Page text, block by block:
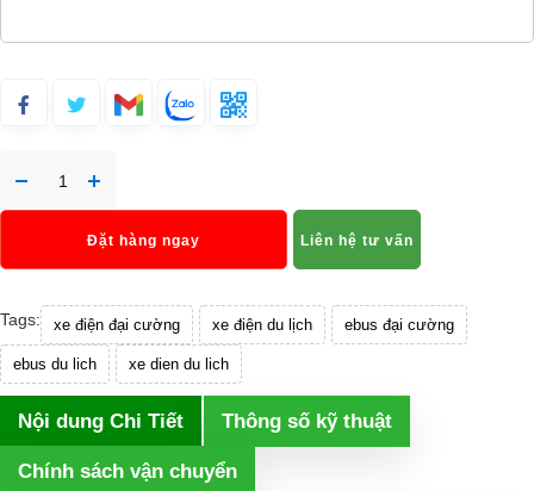
Đặt hàng ngay Liên hệ tư vấn
Tags: xe điện đại cường xe điện du lịch ebus đại cường
ebus du lich xe dien du lich
Nội dung Chi Tiết Thông số kỹ thuật
Chính sách vận chuyển